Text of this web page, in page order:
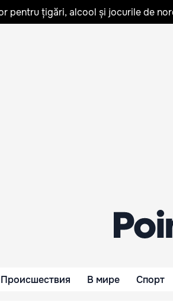
pentru țigări, alcool și jocurile de
Происшествия В мире Спорт